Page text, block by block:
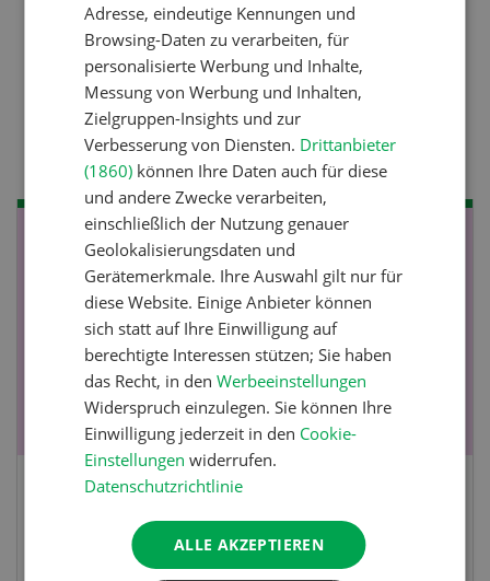
Bewilligung
Pflanzenbau
Raufutter aus dem Sack
NOV
-
JAN
28
Fachkurs Aquakultur
Sind Sie in der Fischzucht tätig oder
Adresse, eindeutige Kennungen und
Browsing-Daten zu verarbeiten, für
personalisierte Werbung und Inhalte,
Messung von Werbung und Inhalten,
Zielgruppen-Insights und zur
Verbesserung von Diensten. Drittanbieter
(1860) können Ihre Daten auch für diese
und andere Zwecke verarbeiten,
einschließlich der Nutzung genauer
Geolokalisierungsdaten und
Gerätemerkmale. Ihre Auswahl gilt nur für
diese Website. Einige Anbieter können
sich statt auf Ihre Einwilligung auf
berechtigte Interessen stützen; Sie haben
das Recht, in denWerbeeinstellungen
Widerspruch einzulegen. Sie können Ihre
Einwilligung jederzeit in den Cookie-
Einstellungen widerrufen.
Datenschutzrichtlinie
ALLE AKZEPTIEREN